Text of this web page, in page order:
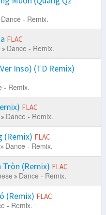
Dance - Remix.
FLAC
Dance - Remix.
Inso) (TD Remix)
- Remix.
FLAC
Dance - Remix.
(Remix) FLAC
Dance - Remix.
Tròn (Remix) FLAC
Dance - Remix.
(Remix) FLAC
- Remix.